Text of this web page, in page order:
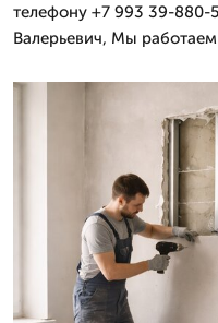
телефону +7 993 39-880-
Валерьевич, Мы